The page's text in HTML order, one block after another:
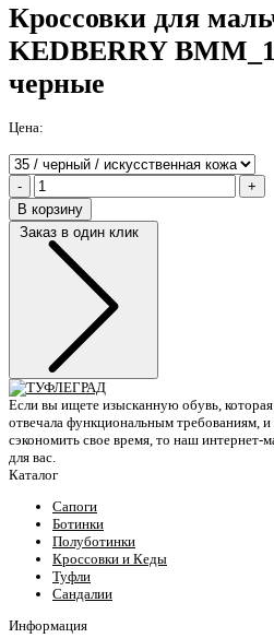
Кроссовки для
KEDBERRY
черные
Цена:
-
+
В корзину
Заказ в один клик
Если вы ищете изысканную обувь,
отвечала функциональным требованиям,
сэкономить свое время, то наш интернет-
для вас.
Каталог
Сапоги
Ботинки
Полуботинки
Кроссовки и Кеды
Туфли
Сандалии
Информация